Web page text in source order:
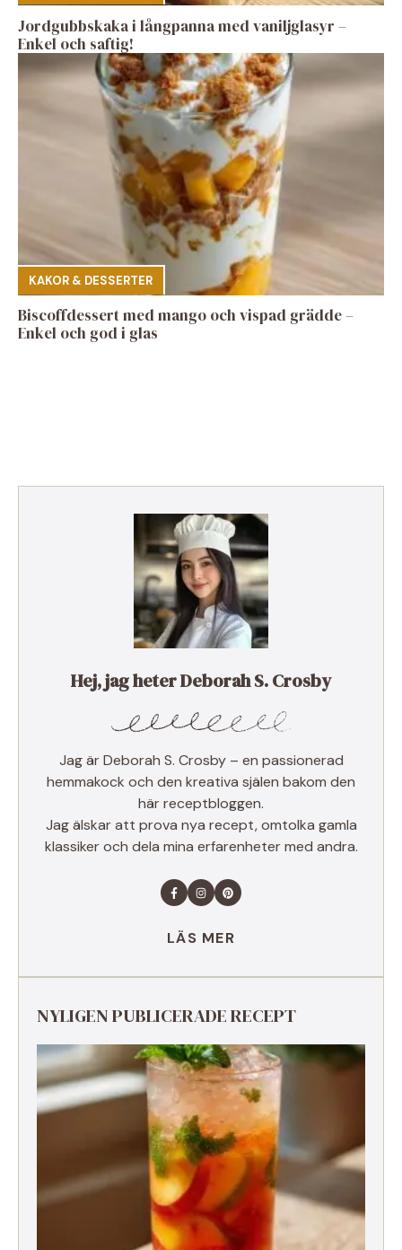
Jordgubbskaka i långpanna med vaniljglasyr –
Enkel och saftig!
KAKOR & DESSERTER
Biscoffdessert med mango och vispad grädde –
Enkel och god i glas
Hej, jag heter Deborah S. Crosby
Jag är Deborah S. Crosby – en passionerad
hemmakock och den kreativa själen bakom den
här receptbloggen.
Jag älskar att prova nya recept, omtolka gamla
klassiker och dela mina erfarenheter med andra.
LÄS MER
NYLIGEN PUBLICERADE RECEPT